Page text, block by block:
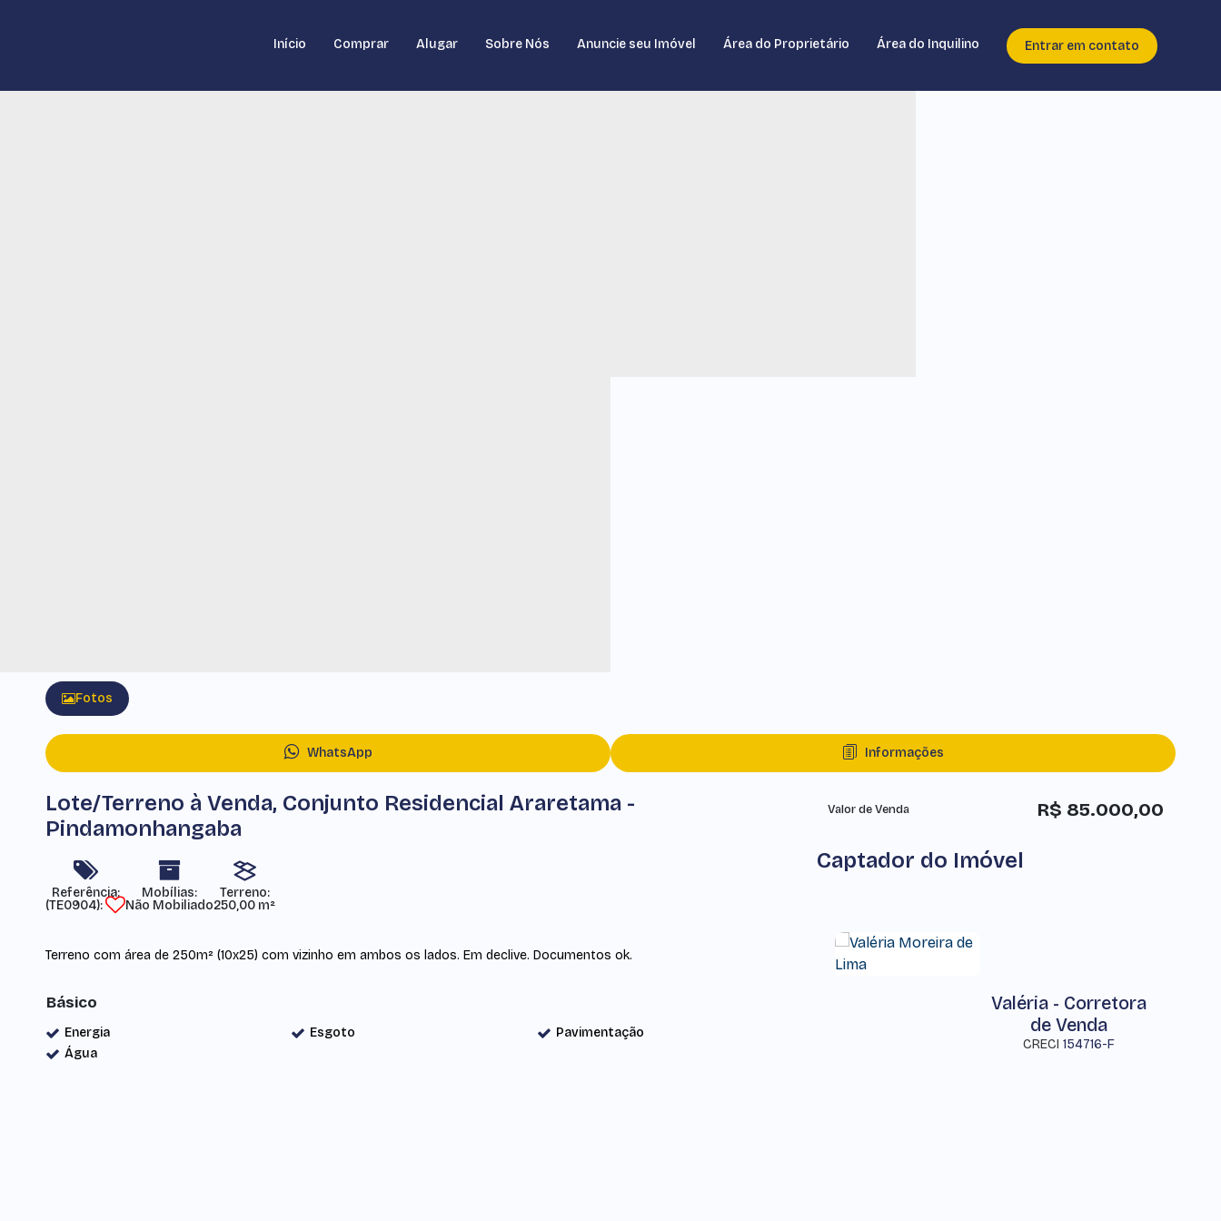
Área do Inquilino
Área do Proprietário
Anuncie seu Imóvel
Sobre Nós
Alugar
Comprar
Início Entrar em contato
Fotos
WhatsApp Informações
Lote/Terreno à Venda, Conjunto Residencial Araretama -
Pindamonhangaba
Referência:
(TE0904)
Mobílias:
Não Mobiliado
Terreno:
250,00 m²
Terreno com área de 250m² (10x25) com vizinho em ambos os lados. Em declive. Documentos ok.
Básico
Energia Esgoto
Pavimentação
Água
R$ 85.000,00
Valor de Venda
Captador do Imóvel
Valéria - Corretora
de Venda
CRECI 154716-F